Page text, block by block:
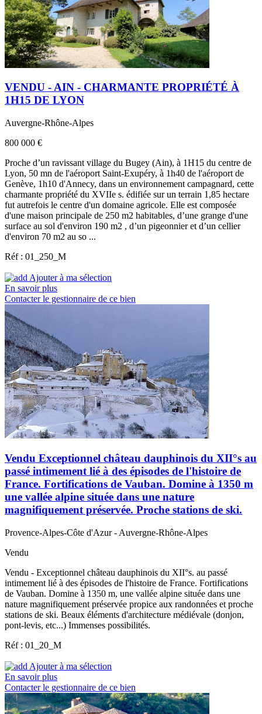
VENDU - AIN - CHARMANTE PROPRIÉTÉ À
1H15 DE LYON
Auvergne-Rhône-Alpes
800 000 €
Proche d’un ravissant village du Bugey (Ain), à 1H15 du centre de
Lyon, 50 mn de l'aéroport Saint-Exupéry, à 1h40 de l'aéroport de
Genève, 1h10 d'Annecy, dans un environnement campagnard, cette
charmante propriété du XVIIe s. édifiée sur un terrain 1,85 hectare
fut autrefois le centre d'un domaine agricole. Elle est composée
d'une maison principale de 250 m2 habitables, d’une grange d'une
surface au sol d'environ 190 m2 , d’un pigeonnier et d’un cellier
d'environ 70 m2 au so ...
Réf : 01_250_M
Ajouter à ma sélection
En savoir plus
Contacter le gestionnaire de ce bien
Vendu Exceptionnel château dauphinois du XII°s au
passé intimement lié à des épisodes de l'histoire de
France. Fortifications de Vauban. Domine à 1350 m
une vallée alpine située dans une nature
magnifiquement préservée. Proche stations de ski.
Provence-Alpes-Côte d'Azur - Auvergne-Rhône-Alpes
Vendu
Vendu - Exceptionnel château dauphinois du XII°s. au passé
intimement lié à des épisodes de l'histoire de France. Fortifications
de Vauban. Domine à 1350 m, une vallée alpine située dans une
nature magnifiquement préservée propice aux randonnées et proche
stations de ski. Beaux éléments d'architecture médiévale (donjon,
pont-levis, etc...) Immenses possibilités.
Réf : 01_20_M
Ajouter à ma sélection
En savoir plus
Contacter le gestionnaire de ce bien